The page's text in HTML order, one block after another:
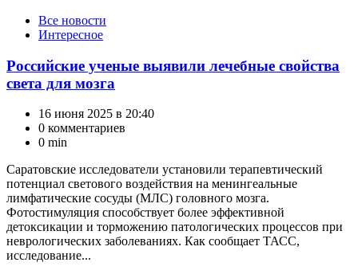
КатегорииВсе новости
Интересное
Российские ученые выявили лечебные свойства
света для мозга
16 июня 2025 в 20:40
0 комментариев
0 min
Саратовские исследователи установили терапевтический
потенциал светового воздействия на менингеальные
лимфатические сосуды (МЛС) головного мозга.
Фотостимуляция способствует более эффективной
детоксикации и торможению патологических процессов при
неврологических заболеваниях. Как сообщает ТАСС,
исследование...